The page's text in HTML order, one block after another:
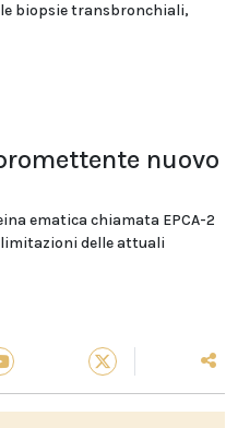
biopsie transbronchiali,
nuovo
ematica chiamata EPCA-2
delle attuali